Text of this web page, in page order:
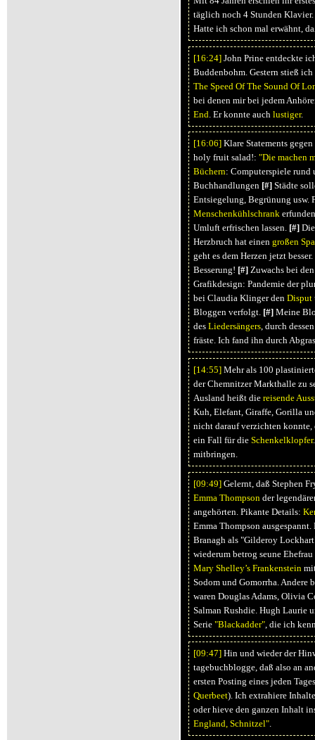
täglich noch 4 Stunden Klavier.
Hatte ich schon mal erwähnt,
[16:24]John Prine entdeckte
Buddenbohm. Gestern stieß
The Speed Of The Sound Of
bei denen mir bei jedem
End . Er konnte auch lustiger.
[16:06]Klare Statements gegen
holy fruit salad!: "Die machen
Büchern: Computerspiele
Buchhandlungen [#]Städte
Entsiegelung, Begrünung usw.
Menschenkühlschrank
Umluft erfrischen lassen. [#]Die
Herzbruch hat einen großen
geht es dem Herzen jetzt
Besserung! [#]Zuwachs bei
Grafikdesign: Pandemie der
bei Claudia Klinger den Disput
Bloggen verfolgt. [#]Meine
des Liedersängers, durch
fräste. Ich fand ihn durch
[14:55]Mehr als 100
der Chemnitzer Markthalle zu
Ausland heißt die reisende
Kuh, Elefant, Giraffe, Gorilla
nicht darauf verzichten konnte,
ein Fall für die Schenkelklopfer
mitbringen.
[09:49]Gelernt, daß Stephen
Emma Thompson der
angehörten. Pikante Details:
Emma Thompson
Branagh als "Gilderoy
wiederum betrog seune
Mary Shelley’s Frankenstein
Sodom und Gomorrha.
waren Douglas Adams, Olivia
Salman Rushdie. Hugh Laurie
Serie "Blackadder", die ich
[09:47]Hin und wieder der
tagebuchblogge, daß also an
ersten Posting eines jeden
Querbeet). Ich extrahiere
oder hieve den ganzen Inhalt
England, Schnitzel".